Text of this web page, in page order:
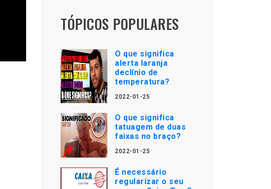
TÓPICOS POPULARES
O que significa
alerta laranja
declínio de
temperatura?
2022-01-25
O que significa
tatuagem de duas
faixas no braço?
2022-01-25
É necessário
regularizar o seu